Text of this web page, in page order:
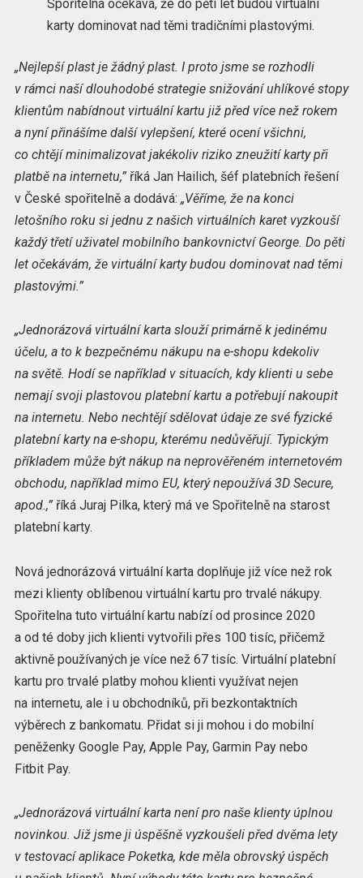
Spořitelna očekává, že do pěti let budou virtuální
karty dominovat nad těmi tradičními plastovými.
„Nejlepší plast je žádný plast. I proto jsme se rozhodli
v rámci naší dlouhodobé strategie snižování uhlíkové stopy
klientům nabídnout virtuální kartu již před více než rokem
a nyní přinášíme další vylepšení, které ocení všichni,
co chtějí minimalizovat jakékoliv riziko zneužití karty při
platbě na internetu,”říká Jan Hailich, šéf platebních řešení
v České spořitelně a dodává: „Věříme, že na konci
letošního roku si jednu z našich virtuálních karet vyzkouší
každý třetí uživatel mobilního bankovnictví George. Do pěti
let očekávám, že virtuální karty budou dominovat nad těmi
plastovými.”
„Jednorázová virtuální karta slouží primárně k jedinému
účelu, a to k bezpečnému nákupu na e-shopu kdekoliv
na světě. Hodí se například v situacích, kdy klienti u sebe
nemají svoji plastovou platební kartu a potřebují nakoupit
na internetu. Nebo nechtějí sdělovat údaje ze své fyzické
platební karty na e-shopu, kterému nedůvěřují. Typickým
příkladem může být nákup na neprověřeném internetovém
obchodu, například mimo EU, který nepoužívá 3D Secure,
apod.,”říká Juraj Pilka, který má ve Spořitelně na starost
platební karty.
Nová jednorázová virtuální karta doplňuje již více než rok
mezi klienty oblíbenou virtuální kartu pro trvalé nákupy.
Spořitelna tuto virtuální kartu nabízí od prosince 2020
a od té doby jich klienti vytvořili přes 100 tisíc, přičemž
aktivně používaných je více než 67 tisíc. Virtuální platební
kartu pro trvalé platby mohou klienti využívat nejen
na internetu, ale i u obchodníků, při bezkontaktních
výběrech z bankomatu. Přidat si ji mohou i do mobilní
peněženky Google Pay, Apple Pay, Garmin Pay nebo
Fitbit Pay.
„Jednorázová virtuální karta není pro naše klienty úplnou
novinkou. Již jsme ji úspěšně vyzkoušeli před dvěma lety
v testovací aplikace Poketka, kde měla obrovský úspěch